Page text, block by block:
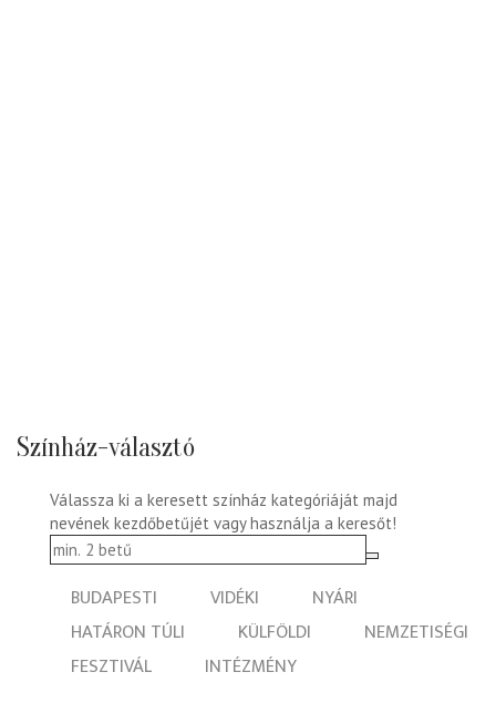
Színház-választó
Válassza ki a keresett színház kategóriáját majd
nevének kezdőbetűjét vagy használja a keresőt!
BUDAPESTI VIDÉKI
NYÁRI
HATÁRON TÚLI
KÜLFÖLDI
NEMZETISÉGI
FESZTIVÁL
INTÉZMÉNY